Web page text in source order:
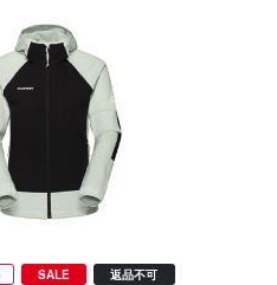
SALE 返品不可